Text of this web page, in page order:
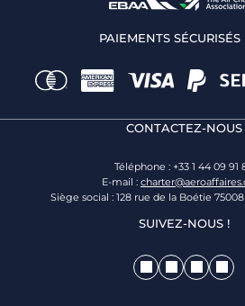
PAIEMENTS SÉCURISÉS
CONTACTEZ-NOUS
Téléphone : +33 1 44 09 91
E-mail :
Siège social : 128 rue de la Boétie 75008
SUIVEZ-NOUS !